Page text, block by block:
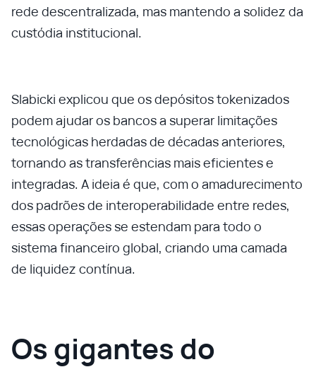
rede descentralizada, mas mantendo a solidez da
custódia institucional.
Slabicki explicou que os depósitos tokenizados
podem ajudar os bancos a superar limitações
tecnológicas herdadas de décadas anteriores,
tornando as transferências mais eficientes e
integradas. A ideia é que, com o amadurecimento
dos padrões de interoperabilidade entre redes,
essas operações se estendam para todo o
sistema financeiro global, criando uma camada
de liquidez contínua.
Os gigantes do